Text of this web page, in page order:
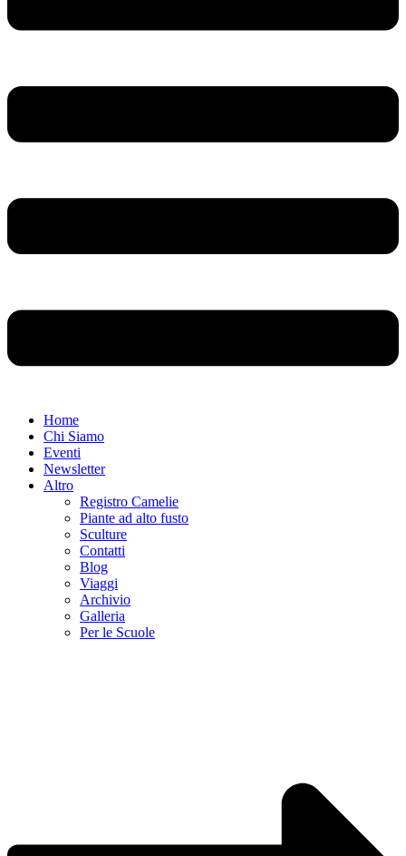
Home
Chi Siamo
Eventi
Newsletter
Altro
Registro Camelie
Piante ad alto fusto
Sculture
Contatti
Blog
Viaggi
Archivio
Galleria
Per le Scuole